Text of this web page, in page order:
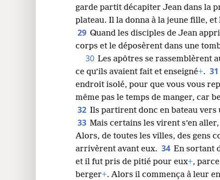
garde partit décapiter Jean dans la
plateau. Il la donna à la jeune fille,
29 Quand les disciples de Jean
corps et le déposèrent dans une
30 Les apôtres se rassemblèrent
ce qu’ils avaient fait et enseigné+. 31
endroit isolé, pour que vous vous
même pas le temps de manger, car
32 Ils partirent donc en bateau
33 Mais certains les virent s’en
Alors, de toutes les villes, des gens
arrivèrent avant eux. 34 En sortant
et il fut pris de pitié pour eux+,
berger+. Alors il commença à leur